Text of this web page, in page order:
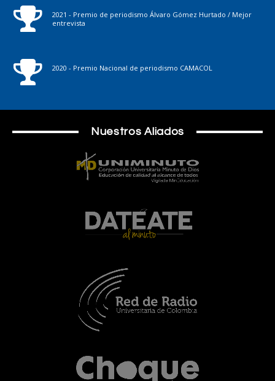
2021 - Premio de periodismo Álvaro Gómez Hurtado / Mejor
entrevista
2020 - Premio Nacional de periodismo CAMACOL
Nuestros Aliados